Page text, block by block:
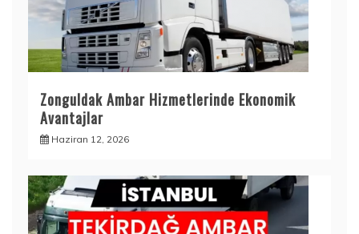
Zonguldak Ambar Hizmetlerinde Ekonomik
Avantajlar
Haziran 12, 2026